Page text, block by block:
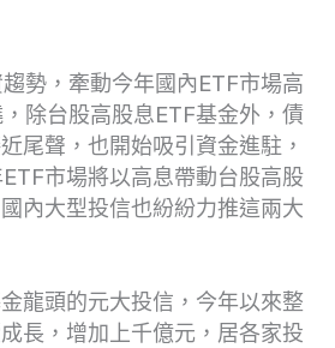
勢，牽動今年國內ETF市場高
除台股高股息ETF基金外，債
尾聲，也開始吸引資金進駐，
市場將以高息帶動台股高股
內大型投信也紛紛力推這兩大
龍頭的元大投信，今年以來整
長，增加上千億元，居各家投